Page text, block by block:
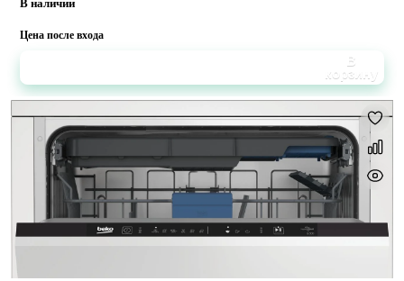
В наличии
Цена после входа
В
корзину